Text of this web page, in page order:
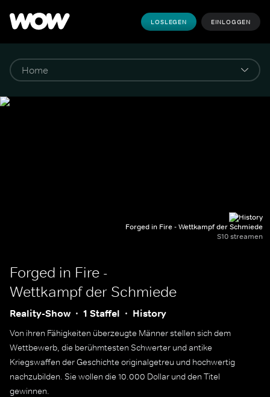
LOSLEGEN EINLOGGEN
Forged in Fire - Wettkampf der Schmiede
S10 streamen
Forged in Fire -
Wettkampf der Schmiede
Reality-Show 1 Staffel History
Von ihren Fähigkeiten überzeugte Männer stellen sich dem
Wettbewerb, die berühmtesten Schwerter und antike
Kriegswaffen der Geschichte originalgetreu und hochwertig
nachzubilden. Sie wollen die 10.000 Dollar und den Titel
gewinnen.